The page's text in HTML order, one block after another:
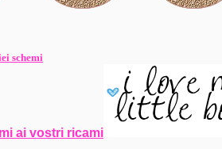
schemi
ai vostri ricami